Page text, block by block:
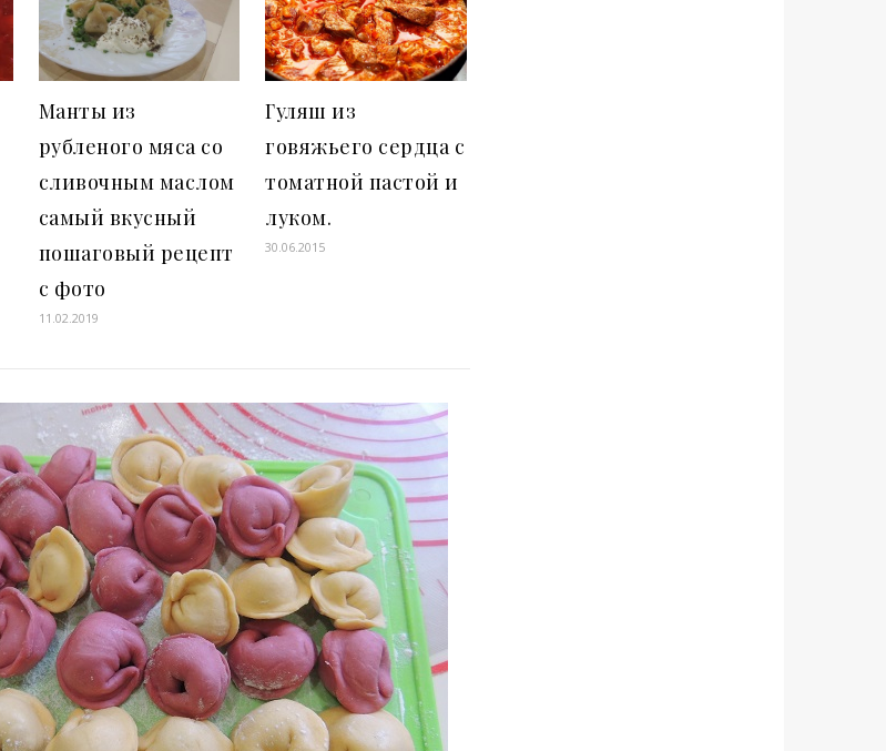
Манты из
рубленого мяса со
сливочным маслом
самый вкусный
пошаговый рецепт
с фото
11.02.2019
Гуляш из
говяжьего сердца с
томатной пастой и
луком.
30.06.2015